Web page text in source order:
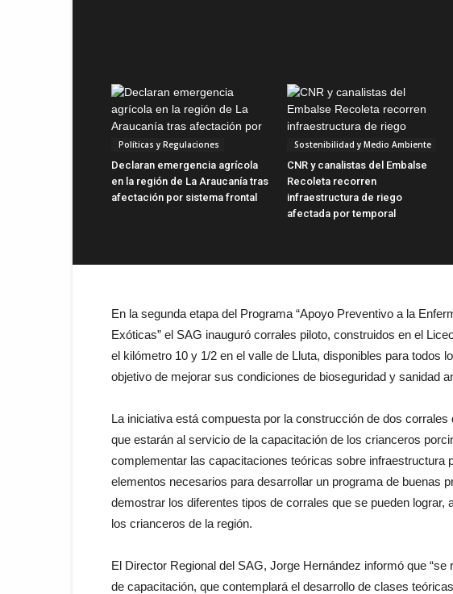
Políticas y Regulaciones
Declaran emergencia agrícola
en la región de La Araucanía tras
afectación por sistema frontal
Sostenibilidad y Medio Ambiente
CNR y canalistas del Embalse
Recoleta recorren
infraestructura de riego
afectada por temporal
En la segunda etapa del Programa “Apoyo Preventivo a la
Exóticas” el SAG inauguró corrales piloto, construidos en el
el kilómetro 10 y 1/2 en el valle de Lluta, disponibles para todos
objetivo de mejorar sus condiciones de bioseguridad y sanidad
La iniciativa está compuesta por la construcción de dos
que estarán al servicio de la capacitación de los crianceros
complementar las capacitaciones teóricas sobre infraestructura
elementos necesarios para desarrollar un programa de buenas
demostrar los diferentes tipos de corrales que se pueden lograr,
los crianceros de la región.
El Director Regional del SAG, Jorge Hernández informó que
de capacitación, que contemplará el desarrollo de clases